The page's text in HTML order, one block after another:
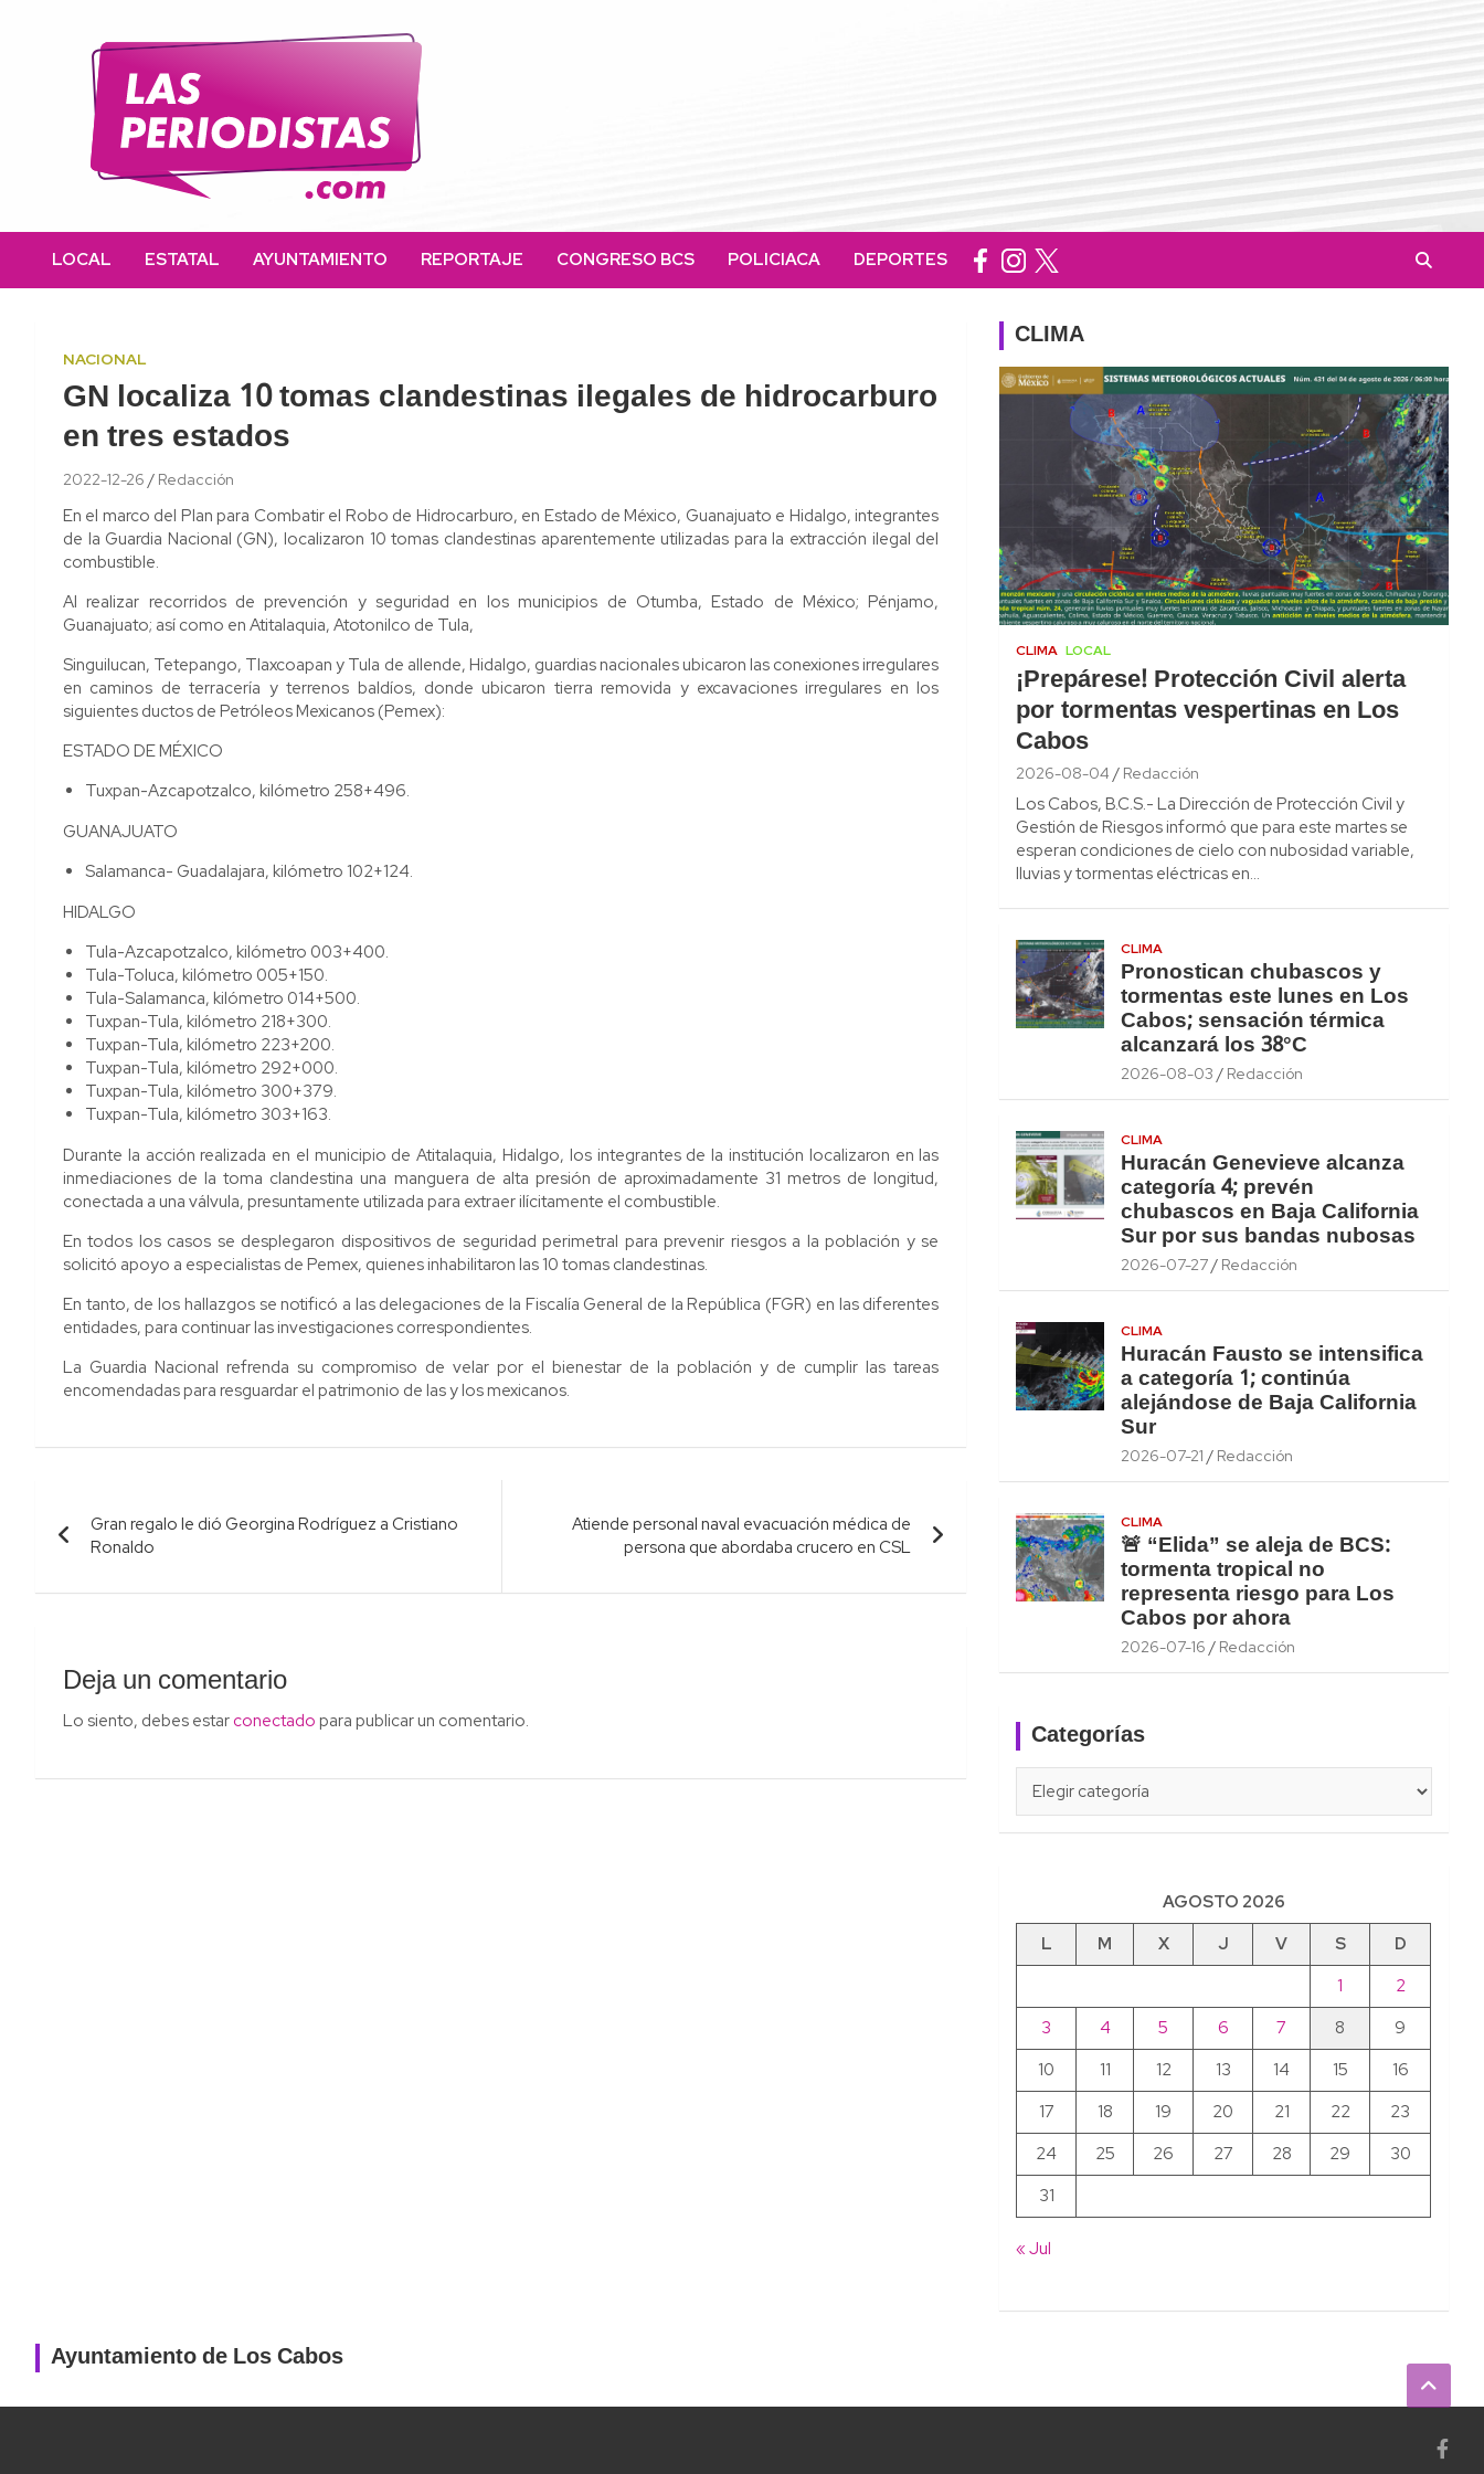
Las Periodistas
informado a la población.
LOCAL
ESTATAL AYUNTAMIENTO REPORTAJE CONGRESO BCS POLICIACA DEPORTES
NACIONAL
GN localiza 10 tomas clandestinas ilegales de hidrocarburo
en tres estados
2022-12-26 Redacción
En el marco del Plan para Combatir el Robo de Hidrocarburo, en Estado de México, Guanajuato e Hidalgo, integrantes
de la Guardia Nacional (GN), localizaron 10 tomas clandestinas aparentemente utilizadas para la extracción ilegal del
combustible.
Al realizar recorridos de prevención y seguridad en los municipios de Otumba, Estado de México; Pénjamo,
Guanajuato; así como en Atitalaquia, Atotonilco de Tula,
Singuilucan, Tetepango, Tlaxcoapan y Tula de allende, Hidalgo, guardias nacionales ubicaron las conexiones irregulares
en caminos de terracería y terrenos baldíos, donde ubicaron tierra removida y excavaciones irregulares en los
siguientes ductos de Petróleos Mexicanos (Pemex):
ESTADO DE MÉXICO
Tuxpan-Azcapotzalco, kilómetro 258+496.
GUANAJUATO
Salamanca- Guadalajara, kilómetro 102+124.
HIDALGO
Tula-Azcapotzalco, kilómetro 003+400.
Tula-Toluca, kilómetro 005+150.
Tula-Salamanca, kilómetro 014+500.
Tuxpan-Tula, kilómetro 218+300.
Tuxpan-Tula, kilómetro 223+200.
Tuxpan-Tula, kilómetro 292+000.
Tuxpan-Tula, kilómetro 300+379.
Tuxpan-Tula, kilómetro 303+163.
Durante la acción realizada en el municipio de Atitalaquia, Hidalgo, los integrantes de la institución localizaron en las
inmediaciones de la toma clandestina una manguera de alta presión de aproximadamente 31 metros de longitud,
conectada a una válvula, presuntamente utilizada para extraer ilícitamente el combustible.
En todos los casos se desplegaron dispositivos de seguridad perimetral para prevenir riesgos a la población y se
solicitó apoyo a especialistas de Pemex, quienes inhabilitaron las 10 tomas clandestinas.
En tanto, de los hallazgos se notificó a las delegaciones de la Fiscalía General de la República (FGR) en las diferentes
entidades, para continuar las investigaciones correspondientes.
La Guardia Nacional refrenda su compromiso de velar por el bienestar de la población y de cumplir las tareas
encomendadas para resguardar el patrimonio de las y los mexicanos.
Navegación
de
entradas
Gran regalo le dió Georgina Rodríguez a Cristiano
Ronaldo
Atiende personal naval evacuación médica de
persona que abordaba crucero en CSL
Deja un comentario
Lo siento, debes estar conectado para publicar un comentario.
CLIMA
CLIMA LOCAL
¡Prepárese! Protección Civil alerta
por tormentas vespertinas en Los
Cabos
2026-08-04 Redacción
Los Cabos, B.C.S.- La Dirección de Protección Civil y
Gestión de Riesgos informó que para este martes se
esperan condiciones de cielo con nubosidad variable,
lluvias y tormentas eléctricas en…
CLIMA
Pronostican chubascos y
tormentas este lunes en Los
Cabos; sensación térmica
alcanzará los 38°C
2026-08-03 Redacción
CLIMA
Huracán Genevieve alcanza
categoría 4; prevén
chubascos en Baja California
Sur por sus bandas nubosas
2026-07-27 Redacción
CLIMA
Huracán Fausto se intensifica
a categoría 1; continúa
alejándose de Baja California
Sur
2026-07-21 Redacción
CLIMA
🚨 “Elida” se aleja de BCS:
tormenta tropical no
representa riesgo para Los
Cabos por ahora
2026-07-16 Redacción
Categorías
AGOSTO 2026
L
M X J V S
D
1
2
3
4 5 6 7 8
9
10
11 12 13 14 15
16
17
18 19 20 21 22
23
24
25 26 27 28 29
30
31
« Jul
Ayuntamiento de Los Cabos